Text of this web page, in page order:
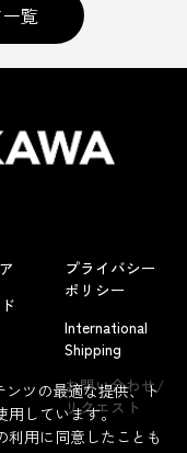
覧
プライバシー
ポリシー
International
Shipping
お問い合わせ/
リクエスト
ツの最適な提供、ト
用しています。
用に同意したことも